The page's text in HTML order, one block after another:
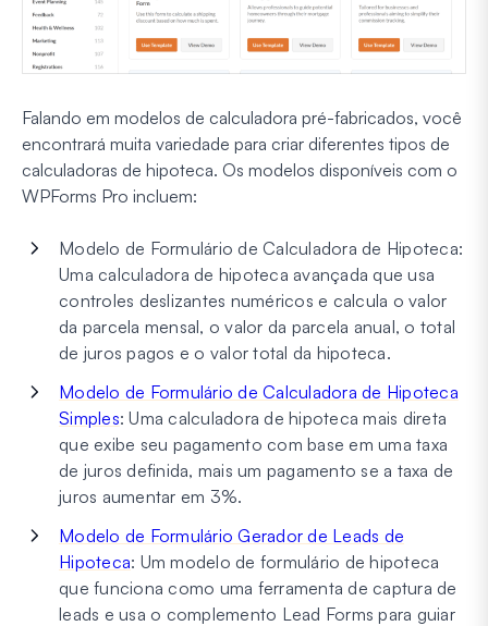
Falando em modelos de calculadora pré-fabricados, você
encontrará muita variedade para criar diferentes tipos de
calculadoras de hipoteca. Os modelos disponíveis com o
WPForms Pro incluem:
Modelo de Formulário de Calculadora de Hipoteca:
Uma calculadora de hipoteca avançada que usa
controles deslizantes numéricos e calcula o valor
da parcela mensal, o valor da parcela anual, o total
de juros pagos e o valor total da hipoteca.
Modelo de Formulário de Calculadora de Hipoteca
Simples: Uma calculadora de hipoteca mais direta
que exibe seu pagamento com base em uma taxa
de juros definida, mais um pagamento se a taxa de
juros aumentar em 3%.
Modelo de Formulário Gerador de Leads de
Hipoteca: Um modelo de formulário de hipoteca
que funciona como uma ferramenta de captura de
leads e usa o complemento Lead Forms para guiar